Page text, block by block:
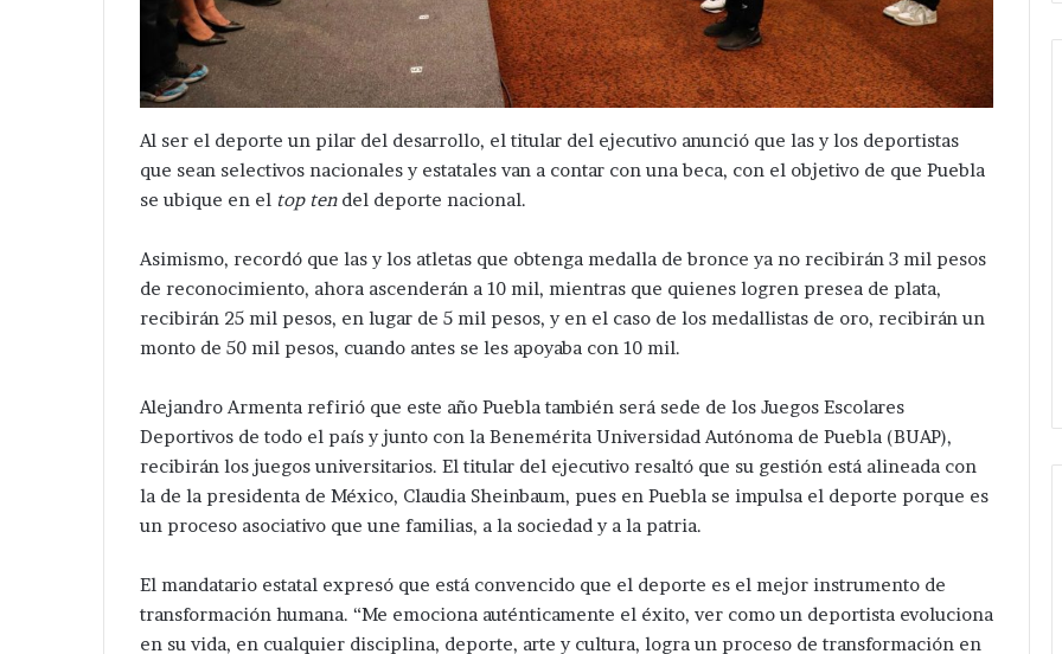
Al ser el deporte un pilar del desarrollo, el titular del ejecutivo anunció que las y los deportistas
que sean selectivos nacionales y estatales van a contar con una beca, con el objetivo de que Puebla
se ubique en el top tendel deporte nacional.
Asimismo, recordó que las y los atletas que obtenga medalla de bronce ya no recibirán 3 mil pesos
de reconocimiento, ahora ascenderán a 10 mil, mientras que quienes logren presea de plata,
recibirán 25 mil pesos, en lugar de 5 mil pesos, y en el caso de los medallistas de oro, recibirán un
monto de 50 mil pesos, cuando antes se les apoyaba con 10 mil.
Alejandro Armenta refirió que este año Puebla también será sede de los Juegos Escolares
Deportivos de todo el país y junto con la Benemérita Universidad Autónoma de Puebla (BUAP),
recibirán los juegos universitarios. El titular del ejecutivo resaltó que su gestión está alineada con
la de la presidenta de México, Claudia Sheinbaum, pues en Puebla se impulsa el deporte porque es
un proceso asociativo que une familias, a la sociedad y a la patria.
El mandatario estatal expresó que está convencido que el deporte es el mejor instrumento de
transformación humana. “Me emociona auténticamente el éxito, ver como un deportista evoluciona
en su vida, en cualquier disciplina, deporte, arte y cultura, logra un proceso de transformación en
Desaparece otra mujer en
Tepeaca ; ahora en la colonia
Avanza
investigación
después
de
hermanos
cerca
de
San
Salvador
Huixcolotla
.
Hace 16 horas
Avanza investigación después
de ejecución de hermanos cerca
de central de San Salvador
Da
banderazo
ampliación
de
red
Hipólito
Xochiltenango
.
Hace 23 horas
Da banderazo Velázquez
Romero a ampliación de red
eléctrica en San Hipólito